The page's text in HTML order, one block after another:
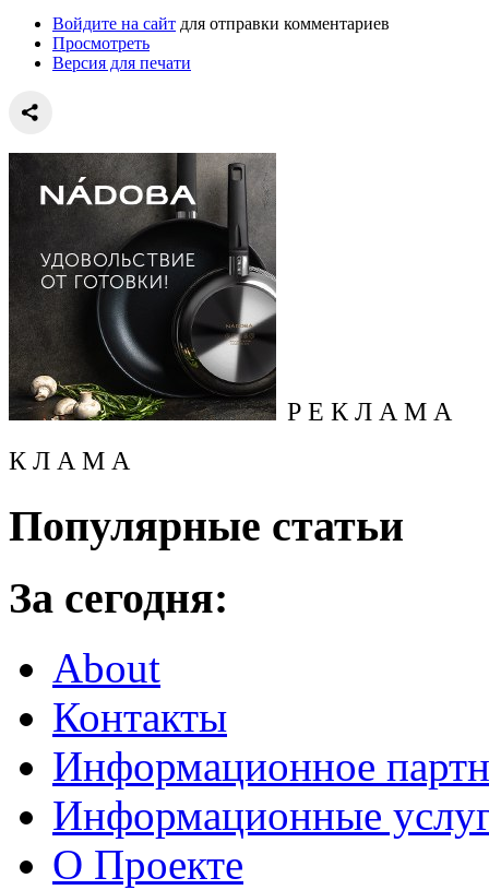
Войдите на сайт для отправки комментариев
Просмотреть
Версия для печати
Р Е К Л А М А
К Л А М А
Популярные статьи
За сегодня:
About
Контакты
Информационное
Информационные
О Проекте